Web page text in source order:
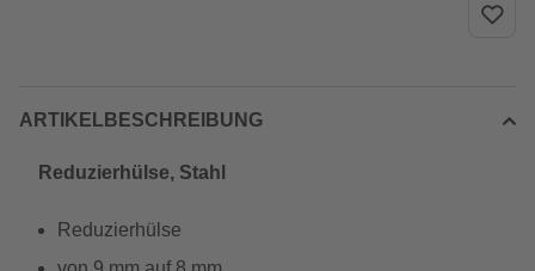
ARTIKELBESCHREIBUNG
Reduzierhülse, Stahl
Reduzierhülse